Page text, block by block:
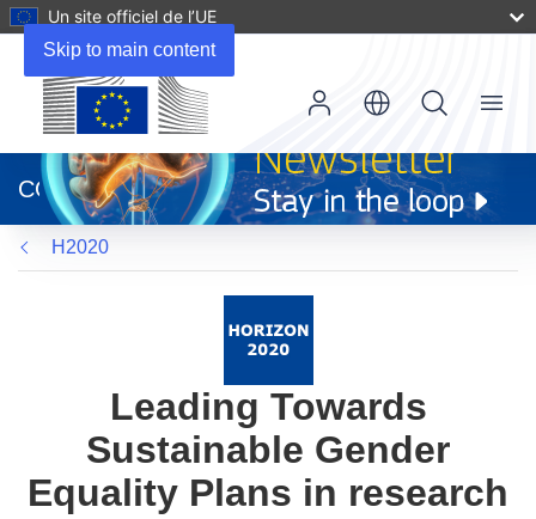
Skip to main content
Un site officiel de l’UE
dans
une
nouvelle
fenêtre)
CORDIS
Menu
H2020
Leading Towards
Sustainable Gender
Equality Plans in research